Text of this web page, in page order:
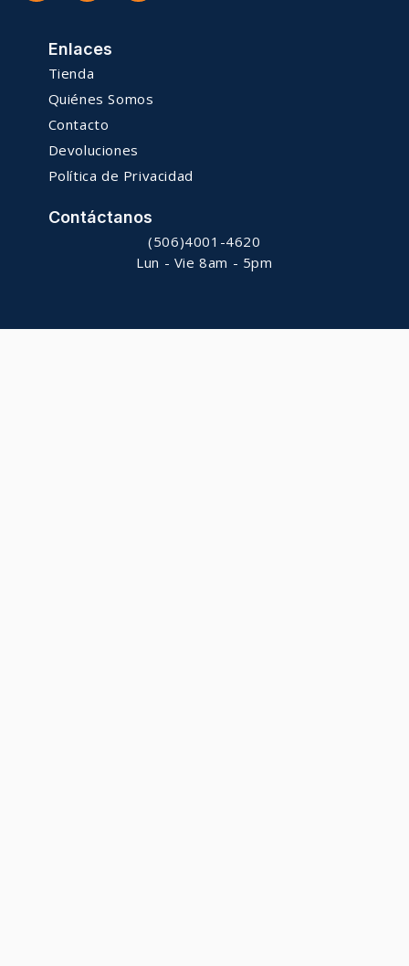
Enlaces
Tienda
Quiénes Somos
Contacto
Devoluciones
Política de Privacidad
Contáctanos
(506)4001-4620
Lun - Vie 8am - 5pm